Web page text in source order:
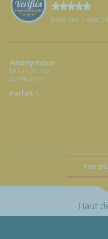
basé sur 1 avis
Anonymous
Mours (95260)
05/04/2019
Parfait !
Voir
Haut